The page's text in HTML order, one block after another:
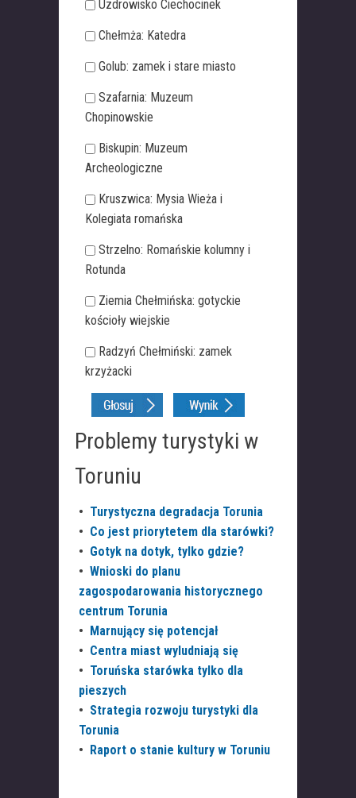
Uzdrowisko Ciechocinek
Chełmża: Katedra
Golub: zamek i stare miasto
Szafarnia: Muzeum
Chopinowskie
Biskupin: Muzeum
Archeologiczne
Kruszwica: Mysia Wieża i
Kolegiata romańska
Strzelno: Romańskie kolumny i
Rotunda
Ziemia Chełmińska: gotyckie
kościoły wiejskie
Radzyń Chełmiński: zamek
krzyżacki
Problemy turystyki w
Toruniu
• Turystyczna degradacja Torunia
• Co jest priorytetem dla starówki?
• Gotyk na dotyk, tylko gdzie?
• Wnioski do planu
zagospodarowania historycznego
centrum Torunia
• Marnujący się potencjał
• Centra miast wyludniają się
• Toruńska starówka tylko dla
pieszych
• Strategia rozwoju turystyki dla
Torunia
• Raport o stanie kultury w Toruniu